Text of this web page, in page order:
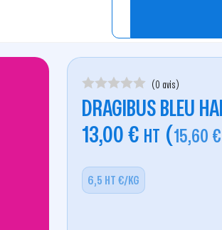
(0 avis)
DRAGIBUS BLEU
13,00€ HT (15,60 €
6,5 HT €/KG